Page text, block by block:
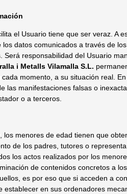
el Usuario tiene que ser veraz. A
datos comunicados a través de
Será responsabilidad del Usuario
i Metalls Vilamalla S.L.
momento, a su situación real.
las manifestaciones falsas o
o a terceros.
los menores de edad tienen que
de los padres, tutores o
los actos realizados por los
de contenidos concretos a
es por eso que si acceden a
establecer en sus ordenadores